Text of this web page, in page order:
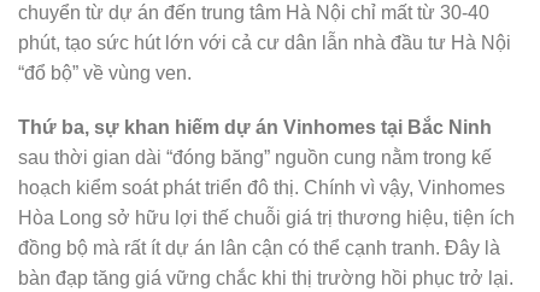
chuyển từ dự án đến trung tâm Hà Nội chỉ mất từ 30-40
phút, tạo sức hút lớn với cả cư dân lẫn nhà đầu tư Hà Nội
“đổ bộ” về vùng ven.
Thứ ba, sự khan hiếm dự án Vinhomes tại Bắc Ninh
sau thời gian dài “đóng băng” nguồn cung nằm trong kế
hoạch kiểm soát phát triển đô thị. Chính vì vậy, Vinhomes
Hòa Long sở hữu lợi thế chuỗi giá trị thương hiệu, tiện ích
đồng bộ mà rất ít dự án lân cận có thể cạnh tranh. Đây là
bàn đạp tăng giá vững chắc khi thị trường hồi phục trở lại.